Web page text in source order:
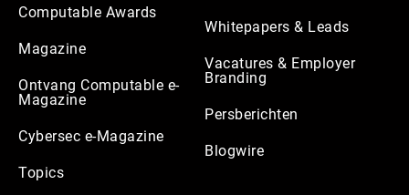
Computable Awards
Magazine
Ontvang Computable e-
Magazine
Cybersec e-Magazine
Topics
Whitepapers & Leads
Vacatures & Employer
Branding
Persberichten
Blogwire